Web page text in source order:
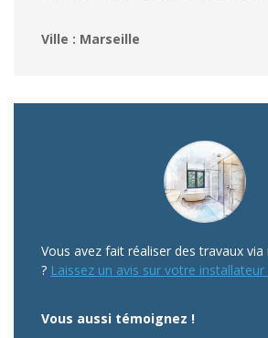
Ville : Marseille
Vous avez fait réaliser des travaux
? Laissez un avis sur votre installateur
Vous aussi témoignez !